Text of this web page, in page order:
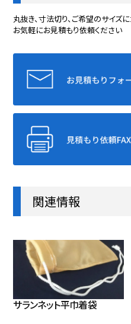
丸抜き、寸法切り、ご希望のサイズに
お気軽にお見積もり依頼ください
関連情報
サランネット平巾着袋